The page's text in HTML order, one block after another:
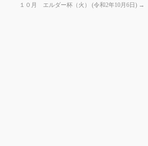
１０月 エルダー杯（火） (令和2年10月6日) →